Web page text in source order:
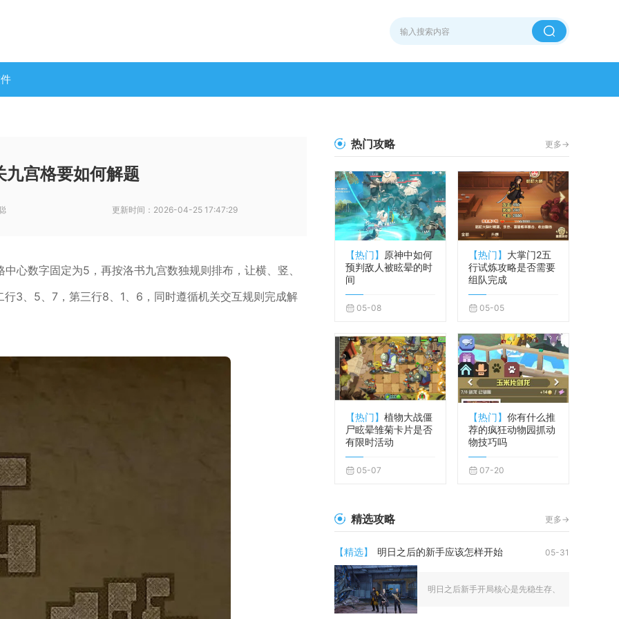
九宫格要如何解题
更新时间： 2026-04-25 17:47:29
心数字固定为5，再按洛书九宫数独规则排布，让横、竖、
3、5、7，第三行8、1、6，同时遵循机关交互规则完成解
热门攻略 更多->
【热门】
原神中如何
预判敌人被眩晕的时
间
05-08
【热门】 大掌门2五
行试炼攻略是否需要
组队完成
05-05
【热门】 植物大战僵
尸眩晕雏菊卡片是否
有限时活动
05-07
【热门】 你有什么推
荐的疯狂动物园抓动
物技巧吗
07-20
精选攻略 更多->
【精选】 明日之后的新手应该怎样开始 05-31
明日之后新手开局核心是先稳生存、快速拿基础资